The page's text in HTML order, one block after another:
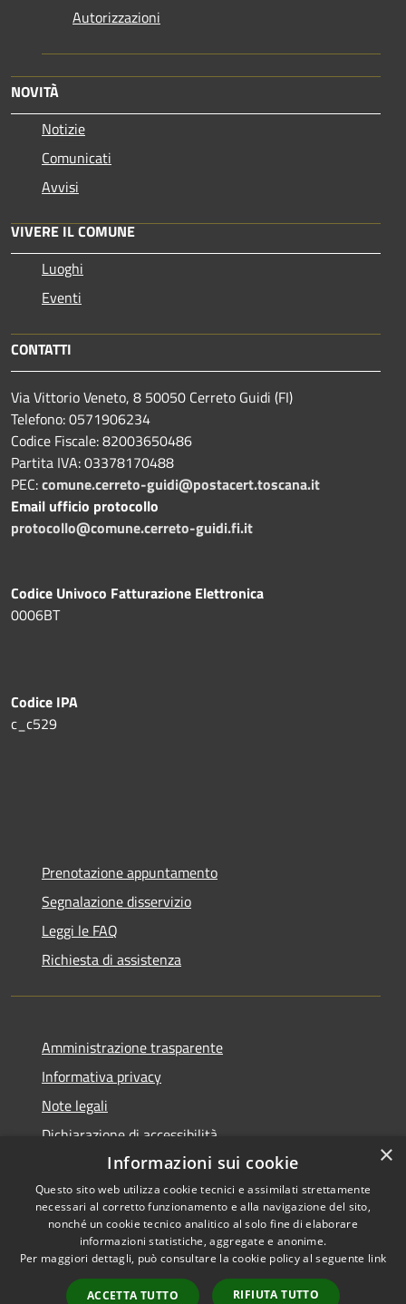
Autorizzazioni
NOVITÀ
Notizie
Comunicati
Avvisi
VIVERE IL COMUNE
Luoghi
Eventi
CONTATTI
Via Vittorio Veneto, 8 50050 Cerreto Guidi (FI)
Telefono: 0571906234
Codice Fiscale: 82003650486
Partita IVA: 03378170488
PEC:comune.cerreto-guidi@postacert.toscana.it
Email ufficio protocollo
protocollo@comune.cerreto-guidi.fi.it
Codice Univoco Fatturazione Elettronica
0006BT
Codice IPA
c_c529
Prenotazione appuntamento
Segnalazione disservizio
Leggi le FAQ
Richiesta di assistenza
Amministrazione trasparente
Informativa privacy
Note legali
Dichiarazione di accessibilità
Accessibilità
Privacy
Copyright © 2026 • Comune di
Cerreto Guidi • Powered by
Municipium
Accesso
redazione
×
Informazioni sui cookie
Questo sito web utilizza cookie tecnici e assimilati strettamente
necessari al corretto funzionamento e alla navigazione del sito,
nonché un cookie tecnico analitico al solo fine di elaborare
informazioni statistiche, aggregate e anonime.
Per maggiori dettagli, può consultare la cookie policy al seguente link
ACCETTA TUTTO RIFIUTA TUTTO